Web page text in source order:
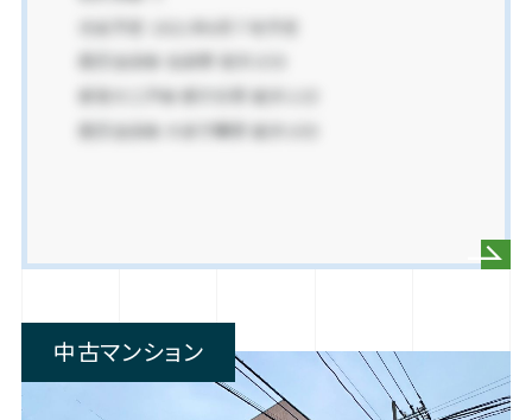
中古マンション